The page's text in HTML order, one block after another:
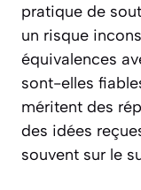
pratique de
un risque
équivalences
sont-elles
méritent des
des idées
souvent sur le